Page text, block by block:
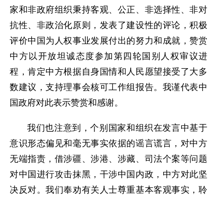
家和非政府组织秉持客观、公正、非选择性、非对
抗性、非政治化原则，发表了建设性的评论，积极
评价中国为人权事业发展付出的努力和成就，赞赏
中方以开放坦诚态度参加第四轮国别人权审议进
程，肯定中方根据自身国情和人民愿望接受了大多
数建议，支持理事会核可工作组报告。我谨代表中
国政府对此表示赞赏和感谢。
我们也注意到，个别国家和组织在发言中基于
意识形态偏见和毫无事实依据的谣言谎言，对中方
无端指责，借涉疆、涉港、涉藏、司法个案等问题
对中国进行攻击抹黑，干涉中国内政，中方对此坚
决反对。我们奉劝有关人士尊重基本客观事实，聆